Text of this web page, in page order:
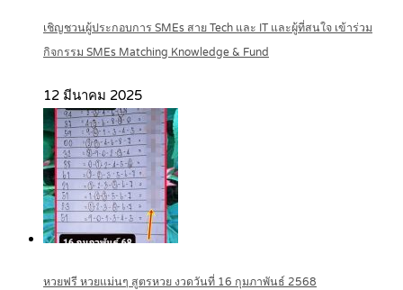
เชิญชวนผู้ประกอบการ SMEs สาย Tech และ IT และผู้ที่สนใจ เข้าร่วม
กิจกรรม SMEs Matching Knowledge & Fund
12 มีนาคม 2025
หวยฟรี หวยแม่นๆ สูตรหวย งวดวันที่ 16 กุมภาพันธ์ 2568